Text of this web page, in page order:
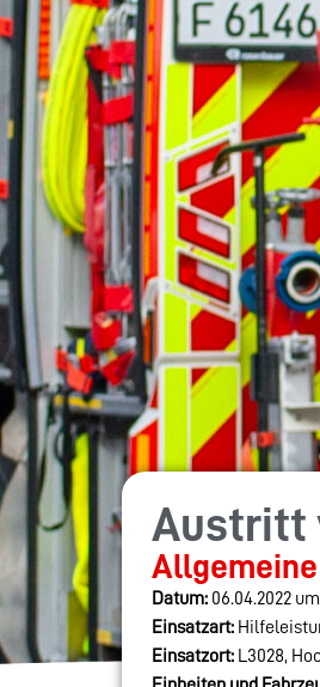
Austritt
Datum: 06.04.2022
Einsatzart:
Einsatzort: L3028,